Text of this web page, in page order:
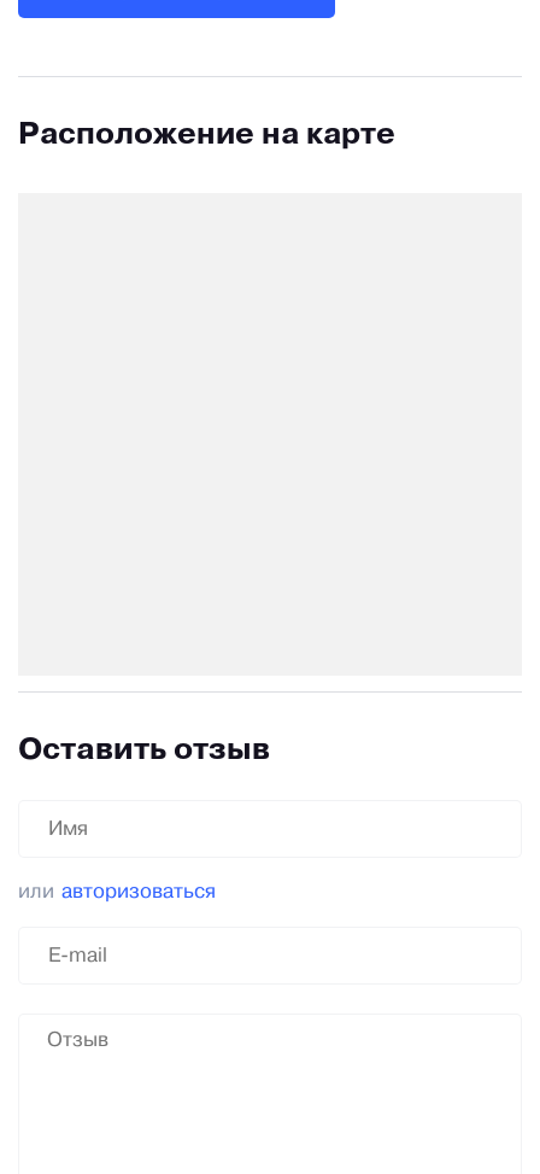
Расположение на карте
Оставить отзыв
или авторизоваться